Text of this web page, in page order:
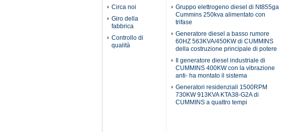
Circa noi
Giro della
fabbrica
Controllo di
qualità
Gruppo elettrogeno diesel di Nt855ga
Cummins 250kva alimentato con
trifase
Generatore diesel a basso rumore
60HZ 563KVA/450KW di CUMMINS
della costruzione principale di potere
Il generatore diesel industriale di
CUMMINS 400KW con la vibrazione
anti- ha montato il sistema
Generatori residenziali 1500RPM
730KW 913KVA KTA38-G2A di
CUMMINS a quattro tempi